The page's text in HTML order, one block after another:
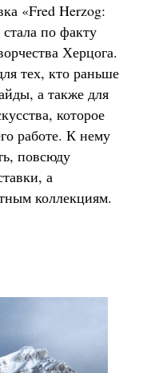
«Fred Herzog:
по факту
Херцога.
тех, кто раньше
а также для
которое
работе. К нему
повсюду
а
коллекциям.